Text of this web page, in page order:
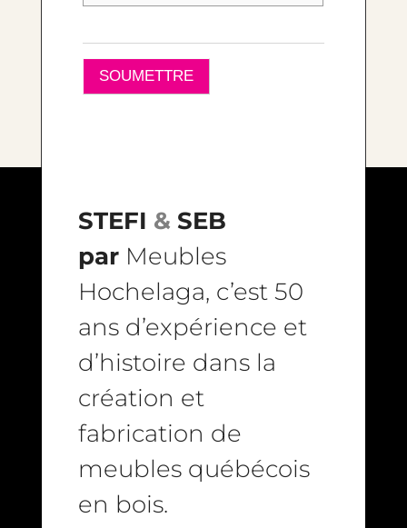
CONFIRMEZ
STEFI & SEB
parMeubles
Hochelaga, c’est 50
ans d’expérience et
d’histoire dans la
création et
fabrication de
meubles québécois
en bois.